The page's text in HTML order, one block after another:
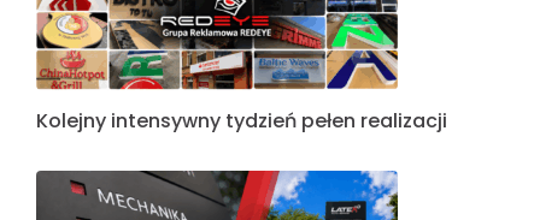
Kolejny intensywny tydzień pełen realizacji